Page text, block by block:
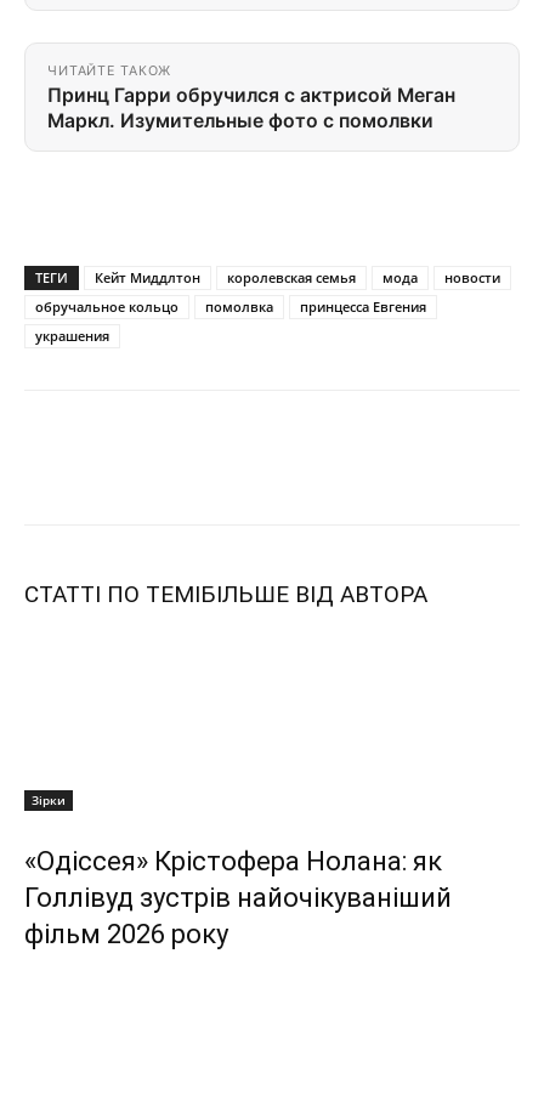
ЧИТАЙТЕ ТАКОЖ
Принц Гарри обручился с актрисой Меган
Маркл. Изумительные фото с помолвки
ТЕГИ Кейт Миддлтон королевская семья мода
новости
обручальное кольцо
помолвка
принцесса Евгения
украшения
СТАТТІ ПО ТЕМІБІЛЬШЕ ВІД АВТОРА
Зірки
«Одіссея» Крістофера Нолана: як
Голлівуд зустрів найочікуваніший
фільм 2026 року